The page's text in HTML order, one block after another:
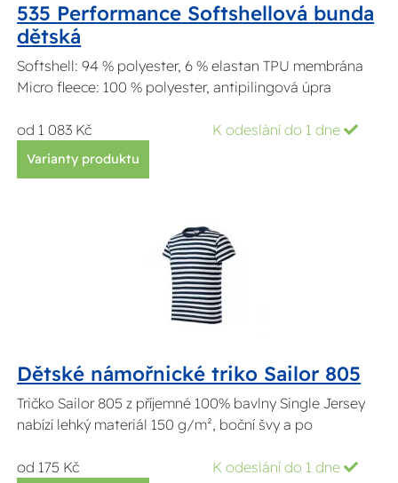
535 Performance Softshellová bunda
dětská
Softshell: 94 % polyester, 6 % elastan TPU membrána
Micro fleece: 100 % polyester, antipilingová úpra
od 1 083 Kč K odeslání do 1 dne
Varianty produktu
Dětské námořnické triko Sailor 805
Tričko Sailor 805 z příjemné 100% bavlny Single Jersey
nabízí lehký materiál 150 g/m², boční švy a po
od 175 Kč K odeslání do 1 dne